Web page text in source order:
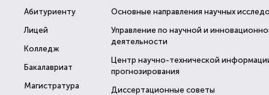
Абитуриенту
Лицей
Колледж
Бакалавриат
Магистратура
Основные направления научных
Управление по научной и
деятельности
Центр научно-технической
прогнозирования
Диссертационные советы